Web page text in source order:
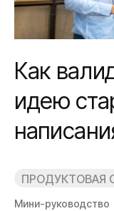
Как
идею
ПРОДУКТОВАЯ
Мини-руководство